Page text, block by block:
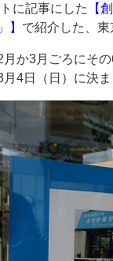
に記事にした
【
】 で紹介した、東
か3月ごろにそ
4日（日）に決ま